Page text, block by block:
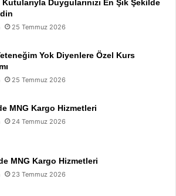
Duygularınızı En Şık Şekilde
25 Temmuz 2026
Yok Diyenlere Özel Kurs
25 Temmuz 2026
MNG Kargo Hizmetleri
24 Temmuz 2026
MNG Kargo Hizmetleri
23 Temmuz 2026